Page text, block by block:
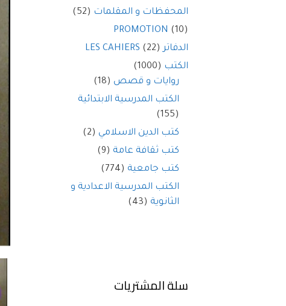
المحفظات و المقلمات (52)
PROMOTION (10)
الدفاتر LES CAHIERS (22)
الكتب (1000)
روايات و قصص (18)
الكتب المدرسية الابتدائية
(155)
كتب الدين الاسلامي (2)
كتب ثقافة عامة (9)
كتب جامعية (774)
الكتب المدرسية الاعدادية و
الثانوية (43)
سلة المشتريات